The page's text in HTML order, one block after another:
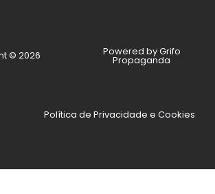
© 2026 Powered by Grifo
Propaganda
Política de Privacidade e Cookies